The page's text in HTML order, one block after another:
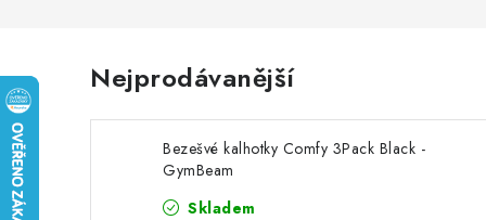
Nejprodávanější
Bezešvé kalhotky Comfy 3Pack Black -
GymBeam
Skladem